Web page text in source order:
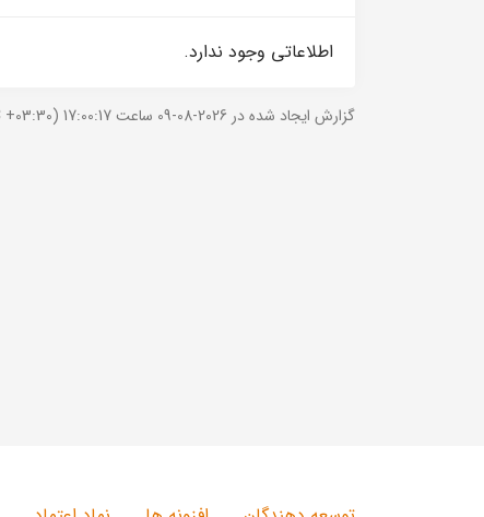
اطلاعاتی وجود ندارد.
گزارش ایجاد شده در 2026-08-09 ساعت 17:00:17 (UTC +03:30).